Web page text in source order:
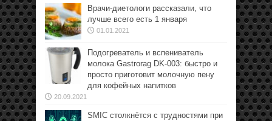
Врачи-диетологи рассказали, что
лучше всего есть 1 января
01.01.2021
Подогреватель и вспениватель
молока Gastrorag DK-003: быстро и
просто приготовит молочную пену
для кофейных напитков
20.09.2021
SMIC столкнётся с трудностями при